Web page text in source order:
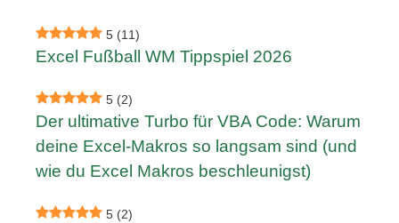
5 (11)
Excel Fußball WM Tippspiel 2026
5 (2)
Der ultimative Turbo für VBA Code: Warum
deine Excel-Makros so langsam sind (und
wie du Excel Makros beschleunigst)
5 (2)